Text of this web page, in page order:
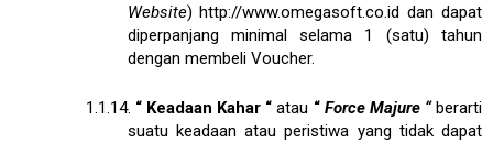
Website)http://www.omegasoft.co.id dan dapat
diperpanjang minimal selama 1 (satu) tahun
dengan membeli Voucher.
1.1.14. “ Keadaan Kahar “ atau “ Force Majure “ berarti
suatu keadaan atau peristiwa yang tidak dapat